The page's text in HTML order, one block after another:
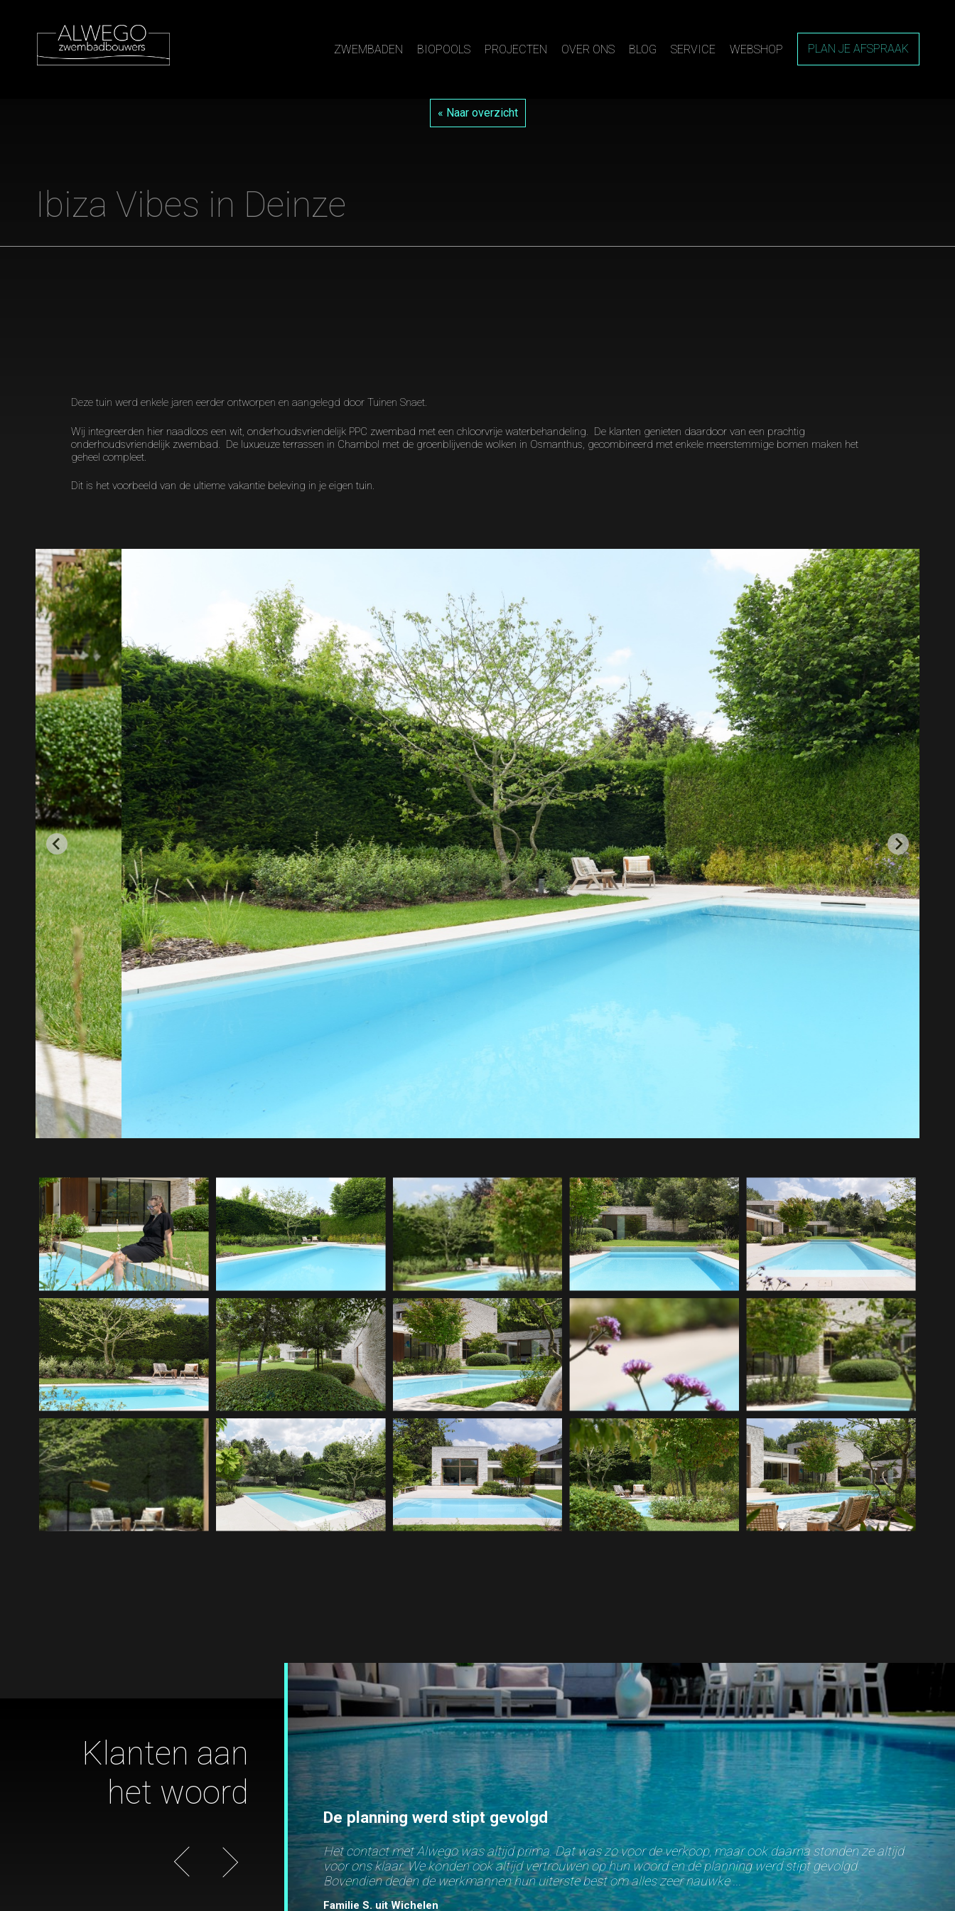
ZWEMBADEN BIOPOOLS PROJECTEN OVER ONS BLOG SERVICE WEBSHOP PLAN JE AFSPRAAK
Ibiza Vibes in Deinze
« Naar overzicht
Deze tuin werd enkele jaren eerder ontworpen en aangelegd door Tuinen Snaet.
Wij integreerden hier naadloos een wit, onderhoudsvriendelijk PPC zwembad met een chloorvrije waterbehandeling. De klanten genieten daardoor van een prachtig
onderhoudsvriendelijk zwembad. De luxueuze terrassen in Chambol met de groenblijvende wolken in Osmanthus, gecombineerd met enkele meerstemmige bomen maken het
geheel compleet.
Dit is het voorbeeld van de ultieme vakantie beleving in je eigen tuin.
Familie S. uit Wichelen
De planning werd stipt gevolgd
Het contact met Alwego was altijd prima. Dat was zo voor de verkoop, maar ook daarna stonden ze altijd
voor ons klaar. We konden ook altijd vertrouwen op hun woord en de planning werd stipt gevolgd.
Bovendien deden de werkmannen hun uiterste best om alles zeer nauwke ...